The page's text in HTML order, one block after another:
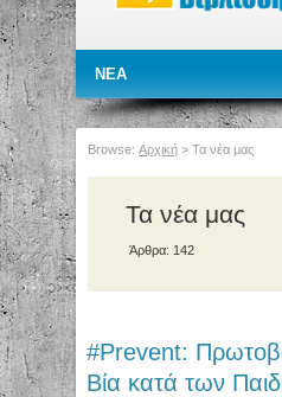
Browse: Αρχική > Τα νέα μας
Τα νέα μας
Άρθρα: 142
#Prevent:
Βία κατά των